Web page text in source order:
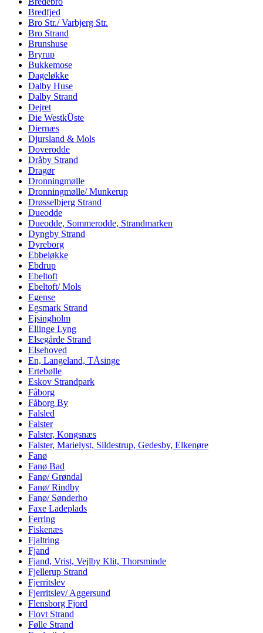
Bredfjed
Bro Str./ Varbjerg Str.
Bro Strand
Brunshuse
Bryrup
Bukkemose
Dageløkke
Dalby Huse
Dalby Strand
Dejret
Die WestkÜste
Diernæs
Djursland & Mols
Doverodde
Dråby Strand
Dragør
Dronningmølle
Dronningmølle/ Munkerup
Drøsselbjerg Strand
Dueodde
Dueodde, Sommerodde, Strandmarken
Dyngby Strand
Dyreborg
Ebbeløkke
Ebdrup
Ebeltoft
Ebeltoft/ Mols
Egense
Egsmark Strand
Ejsingholm
Ellinge Lyng
Elsegårde Strand
Elsehoved
En, Langeland, TÅsinge
Ertebølle
Eskov Strandpark
Fåborg
Fåborg By
Falsled
Falster
Falster, Kongsnæs
Falster, Marielyst, Sildestrup, Gedesby, Elkenøre
Fanø
Fanø Bad
Fanø/ Grøndal
Fanø/ Rindby
Fanø/ Sønderho
Faxe Ladeplads
Ferring
Fiskenæs
Fjaltring
Fjand
Fjand, Vrist, Vejlby Klit, Thorsminde
Fjellerup Strand
Fjerritslev
Fjerritslev/ Aggersund
Flensborg Fjord
Flovt Strand
Følle Strand